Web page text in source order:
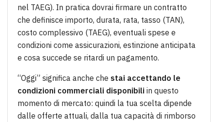
nel TAEG). In pratica dovrai firmare un contratto
che definisce importo, durata, rata, tasso (TAN),
costo complessivo (TAEG), eventuali spese e
condizioni come assicurazioni, estinzione anticipata
e cosa succede se ritardi un pagamento.
“Oggi” significa anche che stai accettando le
condizioni commerciali disponibili in questo
momento di mercato: quindi la tua scelta dipende
dalle offerte attuali, dalla tua capacità di rimborso